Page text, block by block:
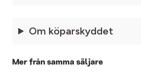
Om köparskyddet
Mer från samma säljare